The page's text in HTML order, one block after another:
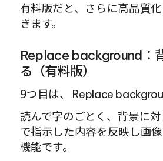
有料版だと、さらに高品質
きます。
Replace background：
る（有料版）
9つ目は、 Replace
読んで字のごとく、背景に
で指示した内容を反映し画
機能です。